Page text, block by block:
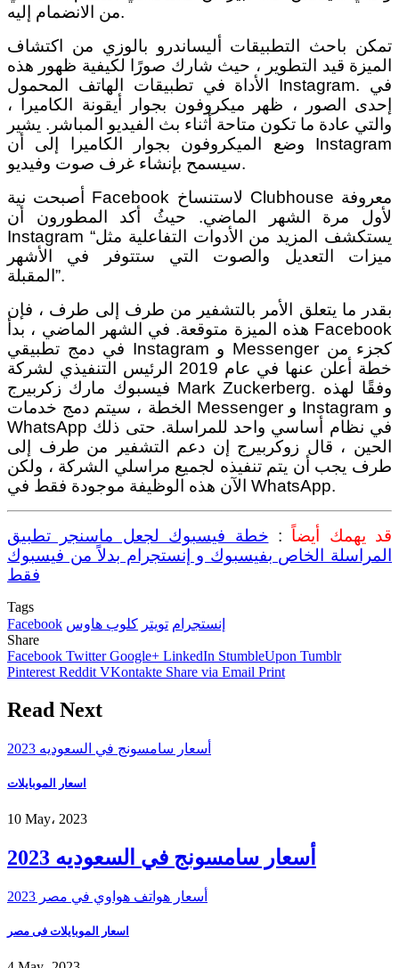
من الانضمام إليه.
تمكن باحث التطبيقات أليساندرو بالوزي من اكتشاف
الميزة قيد التطوير ، حيث شارك صورًا لكيفية ظهور هذه
الأداة في تطبيقات الهاتف المحمول Instagram. في
إحدى الصور ، ظهر ميكروفون بجوار أيقونة الكاميرا ،
والتي عادة ما تكون متاحة أثناء بث الفيديو المباشر. يشير
وضع الميكروفون بجوار الكاميرا إلى أن Instagram
سيسمح بإنشاء غرف صوت وفيديو.
أصبحت نية Facebook لاستنساخ Clubhouse معروفة
لأول مرة الشهر الماضي. حيثُ أكد المطورون أن
Instagram “يستكشف المزيد من الأدوات التفاعلية مثل
ميزات التعديل والصوت التي ستتوفر في الأشهر
المقبلة”.
بقدر ما يتعلق الأمر بالتشفير من طرف إلى طرف ، فإن
هذه الميزة متوقعة. في الشهر الماضي ، بدأ Facebook
في دمج تطبيقي Instagram و Messenger كجزء من
خطة أعلن عنها في عام 2019 الرئيس التنفيذي لشركة
فيسبوك مارك زكربيرج Mark Zuckerberg. وفقًا لهذه
الخطة ، سيتم دمج خدمات Messenger و Instagram و
WhatsApp في نظام أساسي واحد للمراسلة. حتى ذلك
الحين ، قال زوكربيرج إن دعم التشفير من طرف إلى
طرف يجب أن يتم تنفيذه لجميع مراسلي الشركة ، ولكن
الآن هذه الوظيفة موجودة فقط في WhatsApp.
قد يهمك أيضاً : خطة فيسبوك لجعل ماسنجر تطبيق
المراسلة الخاص بفيسبوك و إنستجرام بدلاً من فيسبوك
فقط
Tags
Facebook
إنستجرام تويتر كلوب هاوس
Share
Facebook Twitter Google+ LinkedIn StumbleUpon Tumblr
Pinterest Reddit VKontakte Share via Email Print
Read Next
أسعار سامسونج في السعوديه 2023
اسعار الموبايلات
10 May، 2023
أسعار سامسونج في السعوديه 2023
أسعار هواتف هواوي في مصر 2023
اسعار الموبايلات فى مصر